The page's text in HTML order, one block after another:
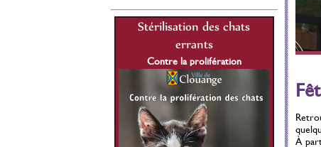
Stérilisation des chats
errants
Contre la prolifération
Du 01 Juillet 2021 au 31
Décembre 2026
À